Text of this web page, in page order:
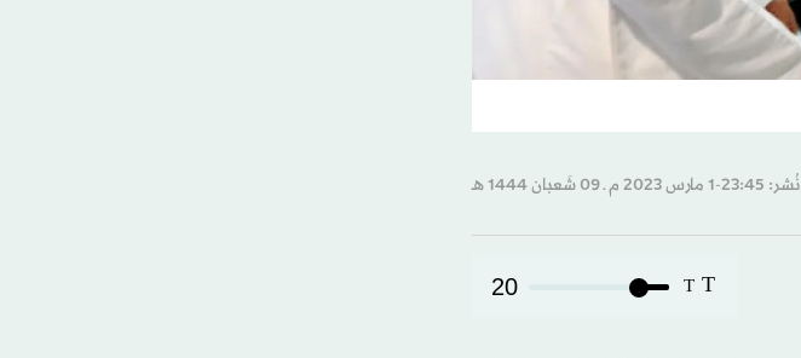
نُشر: 23:45-1 مارس 2023 م ـ 09 شَعبان 1444 هـ
T
T
20